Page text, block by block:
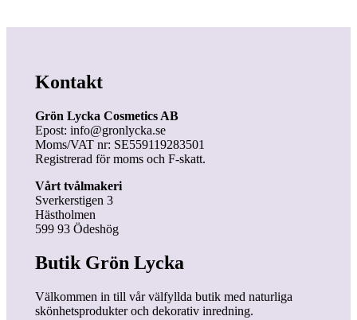
Kontakt
Grön Lycka Cosmetics AB
Epost: info@gronlycka.se
Moms/VAT nr: SE559119283501
Registrerad för moms och F-skatt.
Vårt tvålmakeri
Sverkerstigen 3
Hästholmen
599 93 Ödeshög
Butik Grön Lycka
Välkommen in till vår välfyllda butik med naturliga
skönhetsprodukter och dekorativ inredning.